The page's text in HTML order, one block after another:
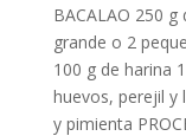
BACALAO 250
grande o 2
100 g de harina
huevos, perejil y
y pimienta